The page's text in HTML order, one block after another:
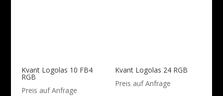
Kvant Logolas 10 FB4
RGB
Preis auf Anfrage
Kvant Logolas 24 RGB
Preis auf Anfrage